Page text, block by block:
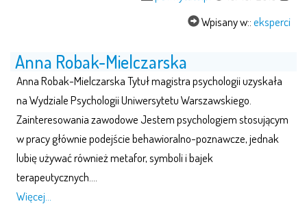
Wpisany w::eksperci
Anna Robak-Mielczarska
Anna Robak-Mielczarska Tytuł magistra psychologii uzyskała
na Wydziale Psychologii Uniwersytetu Warszawskiego.
Zainteresowania zawodowe Jestem psychologiem stosującym
w pracy głównie podejście behawioralno-poznawcze, jednak
lubię używać również metafor, symboli i bajek
terapeutycznych….
Więcej…